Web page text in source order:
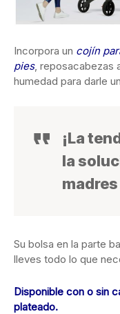
Incorpora un cojín
pies, reposacabezas
humedad para darle
¡La
la
Su bolsa en la parte
lleves todo lo que
Disponible con o sin
plateado.